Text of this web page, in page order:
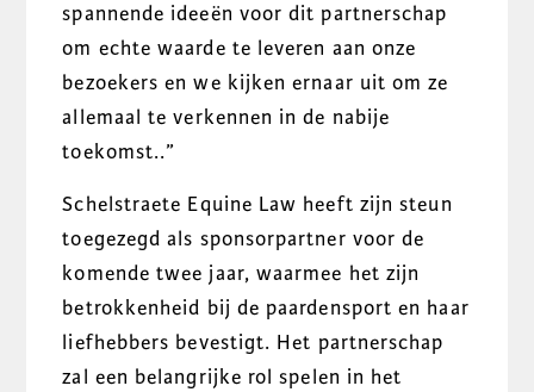
spannende ideeën voor dit partnerschap
om echte waarde te leveren aan onze
bezoekers en we kijken ernaar uit om ze
allemaal te verkennen in de nabije
toekomst..”
Schelstraete Equine Law heeft zijn steun
toegezegd als sponsorpartner voor de
komende twee jaar, waarmee het zijn
betrokkenheid bij de paardensport en haar
liefhebbers bevestigt. Het partnerschap
zal een belangrijke rol spelen in het